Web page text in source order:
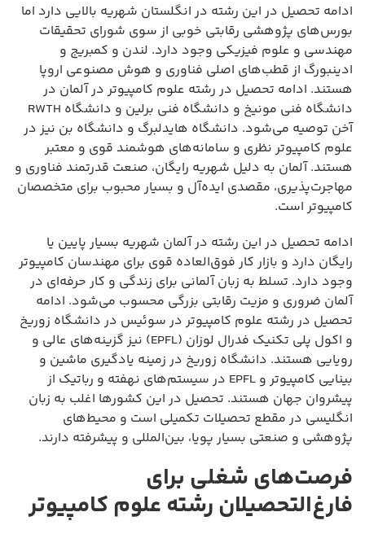
ادامه تحصیل در این رشته در انگلستان شهریه بالایی دارد اما
بورس‌های پژوهشی رقابتی خوبی از سوی شورای تحقیقات
مهندسی و علوم فیزیکی وجود دارد. لندن و کمبریج و
ادینبورگ از قطب‌های اصلی فناوری و هوش مصنوعی اروپا
هستند. ادامه تحصیل در رشته علوم کامپیوتر در آلمان در
دانشگاه فنی مونیخ و دانشگاه فنی برلین و دانشگاه RWTH
آخن توصیه می‌شود. دانشگاه هایدلبرگ و دانشگاه بن نیز در
علوم کامپیوتر نظری و سامانه‌های هوشمند قوی و معتبر
هستند. آلمان به دلیل شهریه رایگان، صنعت قدرتمند فناوری و
مهاجرت‌پذیری، مقصدی ایده‌آل و بسیار محبوب برای متخصصان
کامپیوتر است.
ادامه تحصیل در این رشته در آلمان شهریه بسیار پایین یا
رایگان دارد و بازار کار فوق‌العاده قوی برای مهندسان کامپیوتر
وجود دارد. تسلط به زبان آلمانی برای زندگی و کار حرفه‌ای در
آلمان ضروری و مزیت رقابتی بزرگی محسوب می‌شود. ادامه
تحصیل در رشته علوم کامپیوتر در سوئیس در دانشگاه زوریخ
و اکول پلی تکنیک فدرال لوزان (EPFL) نیز گزینه‌های عالی و
رویایی هستند. دانشگاه زوریخ در زمینه یادگیری ماشین و
بینایی کامپیوتر و EPFL در سیستم‌های نهفته و رباتیک از
پیشروان جهان هستند. تحصیل در این کشورها اغلب به زبان
انگلیسی در مقطع تحصیلات تکمیلی است و محیط‌های
پژوهشی و صنعتی بسیار پویا، بین‌المللی و پیشرفته دارند.
فرصت‌های شغلی برای
فارغ‌التحصیلان رشته علوم کامپیوتر